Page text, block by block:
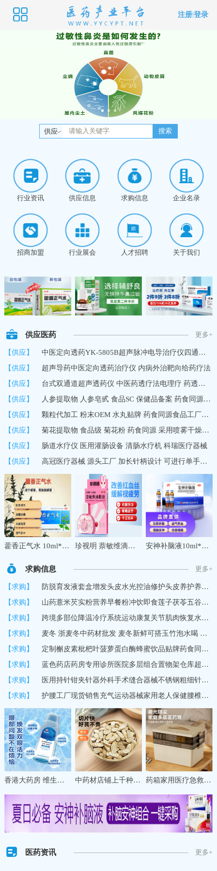
注册 |登录
供应 搜索
行业资讯 供应信息 求购信息 企业名录
招商加盟 行业展会 人才招聘 关于我们
供应医药 更多+
【供应】
中医定向透药YK-5805B超声脉冲电导治疗仪四通道8路输出深层透药
【供应】
超声导药中医定向透药治疗仪 内病外治靶向给药疗法
【供应】
台式双通道超声透药仪 中医药透疗法电理疗 药透度深 超声波导药
【供应】
人参提取物 人参皂甙 食品SC 保健品备案 药食同源 10%UV 国内
【供应】
颗粒代加工 粉末OEM 水丸贴牌 药食同源食品工厂加工定制
【供应】
菊花提取物 食品级 菊花粉 药食同源 采用喷雾干燥技术 速溶浓缩粉
【供应】
肠道水疗仪 医用灌肠设备 清肠水疗机 科瑞医疗器械
【供应】
高冠医疗器械 源头工厂 加长针柄设计 可进行单手操作 中医穴位埋线针
藿香正气水 10ml*10支夏季防暑降温药品套装公司工地三伏天学生军训防中暑降温大礼包套餐 珍视明 萘敏维滴眼液 10ml 缓解眼睛疲劳 红血丝结膜充血眼睛发痒 眼干眼涩眼药水 1盒 安神补脑液10ml*10支 生精补髓 益气养血 强脑安神 头晕乏力 健忘失眠助眠 OTC 疗效险 老字号
求购信息 更多+
【求购】
防脱育发液套盒增发头皮水光控油修护头皮养护养发馆生发液育发液
【求购】
山药薏米芡实粉营养早餐粉冲饮即食莲子茯苓五谷代餐粉
【求购】
跨境多部位降温冷疗系统运动康复关节肌肉恢复水循环冷敷机冷疗垫
【求购】
麦冬 浙麦冬中药材批发 麦冬新鲜可搭玉竹泡水喝 黄芪党参
【求购】
定制槲皮素枇杷叶菠萝蛋白酶蜂蜜饮品贴牌药食同源口服饮品加工厂
【求购】
蓝色药店药房专用诊所医院多层组合置物架仓库超市货架商用展示架
【求购】
医用持针钳夹针器外科手术缝合器械不锈钢粗细针牙科双眼皮持针器
【求购】
护腰工厂现货销售充气运动器械家用老人保健腰椎间盘固定保暖护腰
香港大药房 维生素B12洗眼液缓解眼疲劳干涩清洁眼部一次性护理液 中药材店铺上千种冷背名贵草药材甘肃珉县特级野生黄芪直销养生 药箱家用医疗急救药盒药物收纳盒大号大容量多层分格医药箱收纳盒
医药资讯 更多+